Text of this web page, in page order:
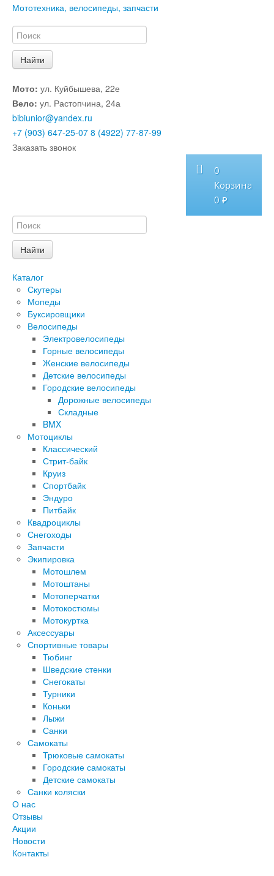
Мототехника, велосипеды, запчасти
Мото: ул. Куйбышева, 22е
Вело: ул. Растопчина, 24а
bibiunior@yandex.ru
+7 (903) 647-25-07 8 (4922) 77-87-99
Заказать звонок
0
Корзина
0 ₽
Каталог
Скутеры
Мопеды
Буксировщики
Велосипеды
Электровелосипеды
Горные велосипеды
Женские велосипеды
Детские велосипеды
Городские велосипеды
Дорожные велосипеды
Складные
BMX
Мотоциклы
Классический
Стрит-байк
Круиз
Спортбайк
Эндуро
Питбайк
Квадроциклы
Снегоходы
Запчасти
Экипировка
Мотошлем
Мотоштаны
Мотоперчатки
Мотокостюмы
Мотокуртка
Аксессуары
Спортивные товары
Тюбинг
Шведские стенки
Снегокаты
Турники
Коньки
Лыжи
Санки
Самокаты
Трюковые самокаты
Городские самокаты
Детские самокаты
Санки коляски
О нас
Отзывы
Акции
Новости
Контакты